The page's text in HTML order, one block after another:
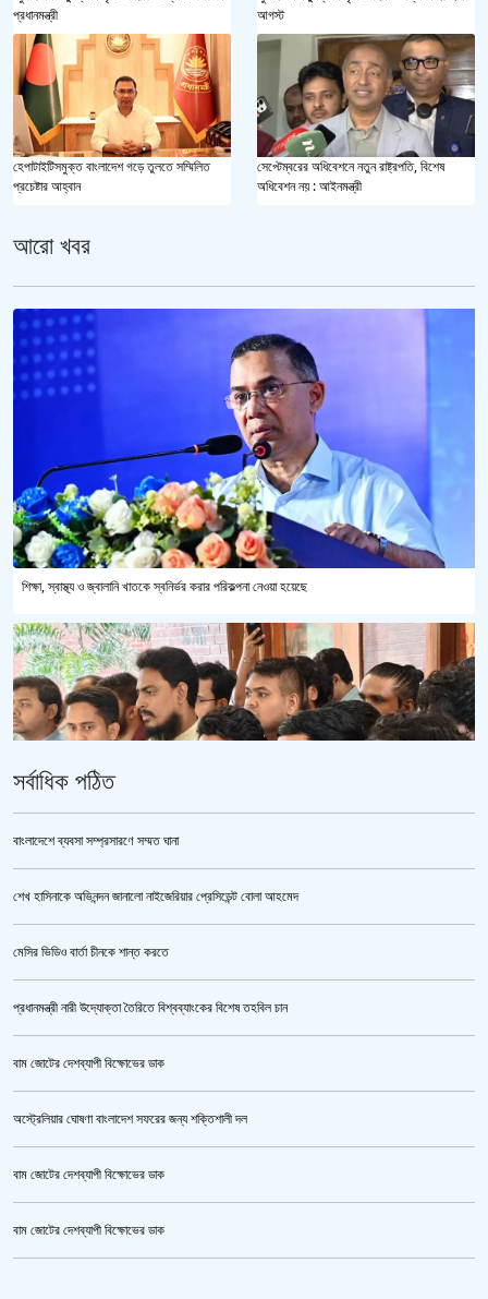
প্রধানমন্ত্রী
আগস্ট
হেপাটাইটিসমুক্ত বাংলাদেশ গড়ে তুলতে সম্মিলিত
প্রচেষ্টার আহ্বান
সেপ্টেম্বরের অধিবেশনে নতুন রাষ্ট্রপতি, বিশেষ
অধিবেশন নয় : আইনমন্ত্রী
আরো খবর
শিক্ষা, স্বাস্থ্য ও জ্বালানি খাতকে স্বনির্ভর করার পরিকল্পনা নেওয়া হয়েছে
ভারতকে ভয় পেয়েই কি ফেলানী ও মোদিবিরোধী আন্দোলনের ছবি সরানো হয়েছে?’
সর্বাধিক পঠিত
বাংলাদেশে ব্যবসা সম্প্রসারণে সম্মত ঘানা
শেখ হাসিনাকে অভিনন্দন জানালো নাইজেরিয়ার প্রেসিডেন্ট বোলা আহমেদ
মেসির ভিডিও বার্তা চীনকে শান্ত করতে
প্রধানমন্ত্রী নারী উদ্যোক্তা তৈরিতে বিশ্বব্যাংকের বিশেষ তহবিল চান
বাম জোটের দেশব্যাপী বিক্ষোভের ডাক
অস্ট্রেলিয়ার ঘোষণা বাংলাদেশ সফরের জন্য শক্তিশালী দল
বাম জোটের দেশব্যাপী বিক্ষোভের ডাক
বাম জোটের দেশব্যাপী বিক্ষোভের ডাক